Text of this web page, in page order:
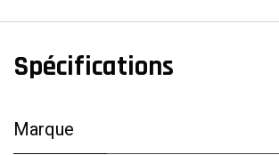
Spécifications
Marque